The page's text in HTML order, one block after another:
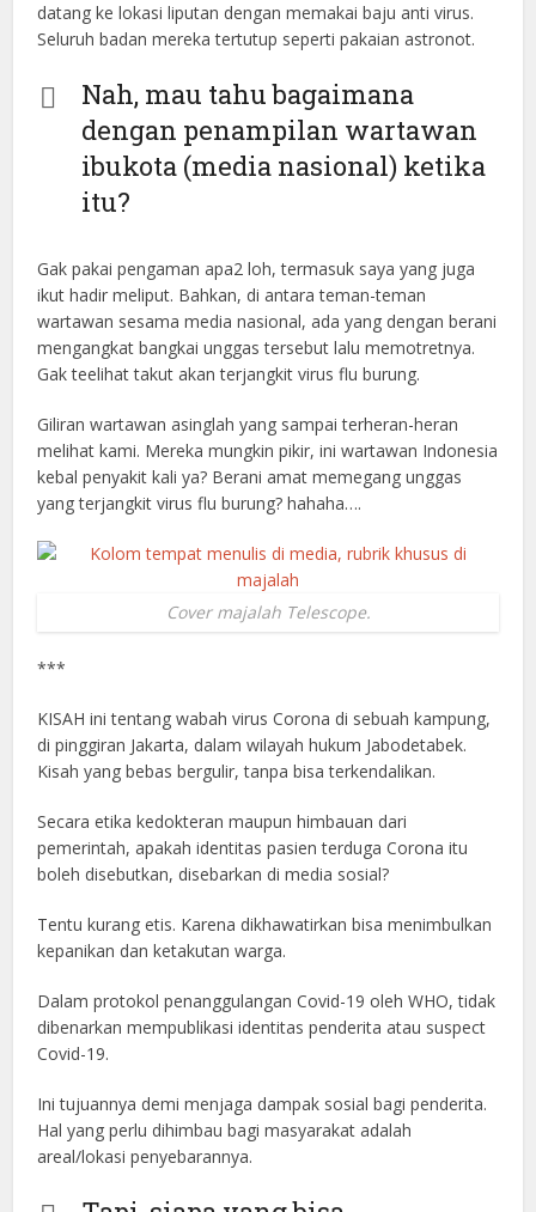
datang ke lokasi liputan dengan memakai baju anti virus.
Seluruh badan mereka tertutup seperti pakaian astronot.
Nah, mau tahu bagaimana
dengan penampilan wartawan
ibukota (media nasional) ketika
itu?
Gak pakai pengaman apa2 loh, termasuk saya yang juga
ikut hadir meliput. Bahkan, di antara teman-teman
wartawan sesama media nasional, ada yang dengan berani
mengangkat bangkai unggas tersebut lalu memotretnya.
Gak teelihat takut akan terjangkit virus flu burung.
Giliran wartawan asinglah yang sampai terheran-heran
melihat kami. Mereka mungkin pikir, ini wartawan Indonesia
kebal penyakit kali ya? Berani amat memegang unggas
yang terjangkit virus flu burung? hahaha….
Cover majalah Telescope.
***
KISAH ini tentang wabah virus Corona di sebuah kampung,
di pinggiran Jakarta, dalam wilayah hukum Jabodetabek.
Kisah yang bebas bergulir, tanpa bisa terkendalikan.
Secara etika kedokteran maupun himbauan dari
pemerintah, apakah identitas pasien terduga Corona itu
boleh disebutkan, disebarkan di media sosial?
Tentu kurang etis. Karena dikhawatirkan bisa menimbulkan
kepanikan dan ketakutan warga.
Dalam protokol penanggulangan Covid-19 oleh WHO, tidak
dibenarkan mempublikasi identitas penderita atau suspect
Covid-19.
Ini tujuannya demi menjaga dampak sosial bagi penderita.
Hal yang perlu dihimbau bagi masyarakat adalah
areal/lokasi penyebarannya.